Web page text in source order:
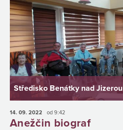
Středisko Benátky nad Jizerou
14. 09. 2022 od 9:42
Anežčin biograf